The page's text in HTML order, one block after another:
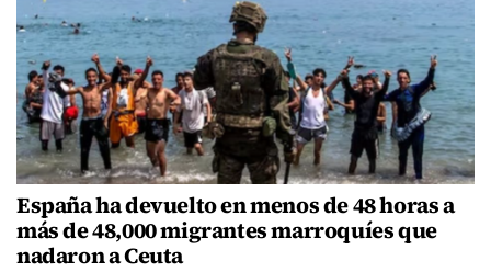
España ha devuelto en menos de 48 horas a
más de 48,000 migrantes marroquíes que
nadaron a Ceuta